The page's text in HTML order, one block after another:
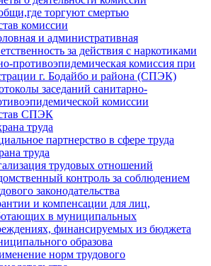
торгуют смертью
комиссии
и административная
за действия с наркотиками
противоэпидемическая комиссия при
г. Бодайбо и района (СПЭК)
заседаний санитарно-
комиссии
СПЭК
труда
партнерство в сфере труда
труда
трудовых отношений
контроль за соблюдением
законодательства
и компенсации для лиц,
в муниципальных
финансируемых из бюджета
образова
норм трудового